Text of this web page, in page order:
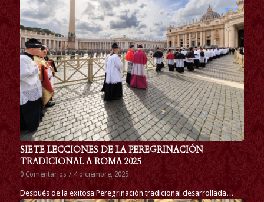
SIETE LECCIONES DE LA PEREGRINACIÓN
TRADICIONAL A ROMA 2025
0 Comentarios / 4 diciembre, 2025
Después de la exitosa Peregrinación tradicional desarrollada…